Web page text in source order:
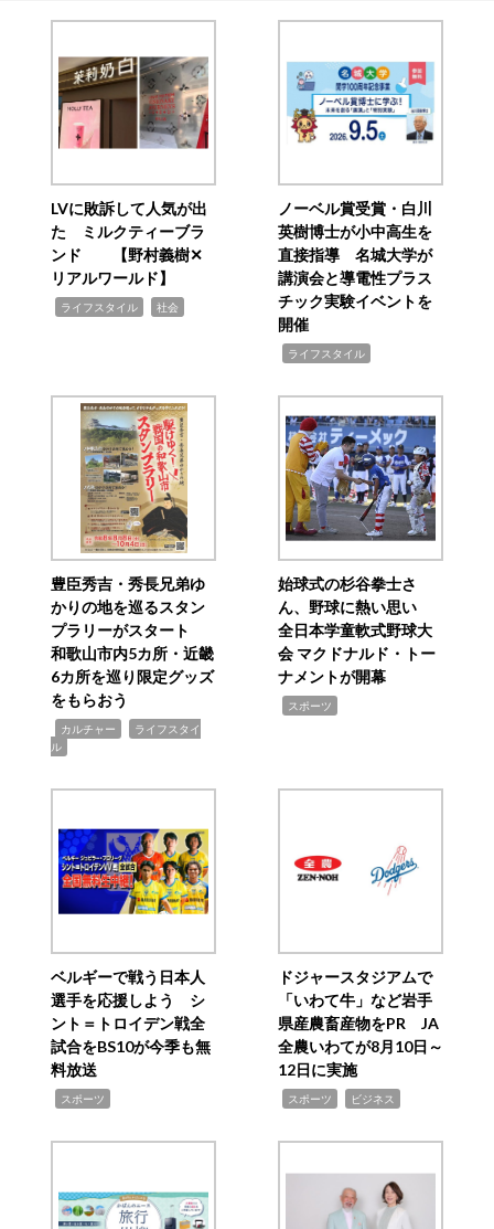
LVに敗訴して人気が出
た ミルクティーブラ
ンド 【野村義樹✕
リアルワールド】
ライフスタイル 社会
ノーベル賞受賞・白川
英樹博士が小中高生を
直接指導 名城大学が
講演会と導電性プラス
チック実験イベントを
開催
ライフスタイル
豊臣秀吉・秀長兄弟ゆ
かりの地を巡るスタン
プラリーがスタート
和歌山市内5カ所・近畿
6カ所を巡り限定グッズ
をもらおう
カルチャー
ライフスタイ
ル
始球式の杉谷拳士さ
ん、野球に熱い思い
全日本学童軟式野球大
会 マクドナルド・トー
ナメントが開幕
スポーツ
ベルギーで戦う日本人
選手を応援しよう シ
ント＝トロイデン戦全
試合をBS10が今季も無
料放送
スポーツ
ドジャースタジアムで
「いわて牛」など岩手
県産農畜産物をPR JA
全農いわてが8月10日～
12日に実施
スポーツ ビジネス